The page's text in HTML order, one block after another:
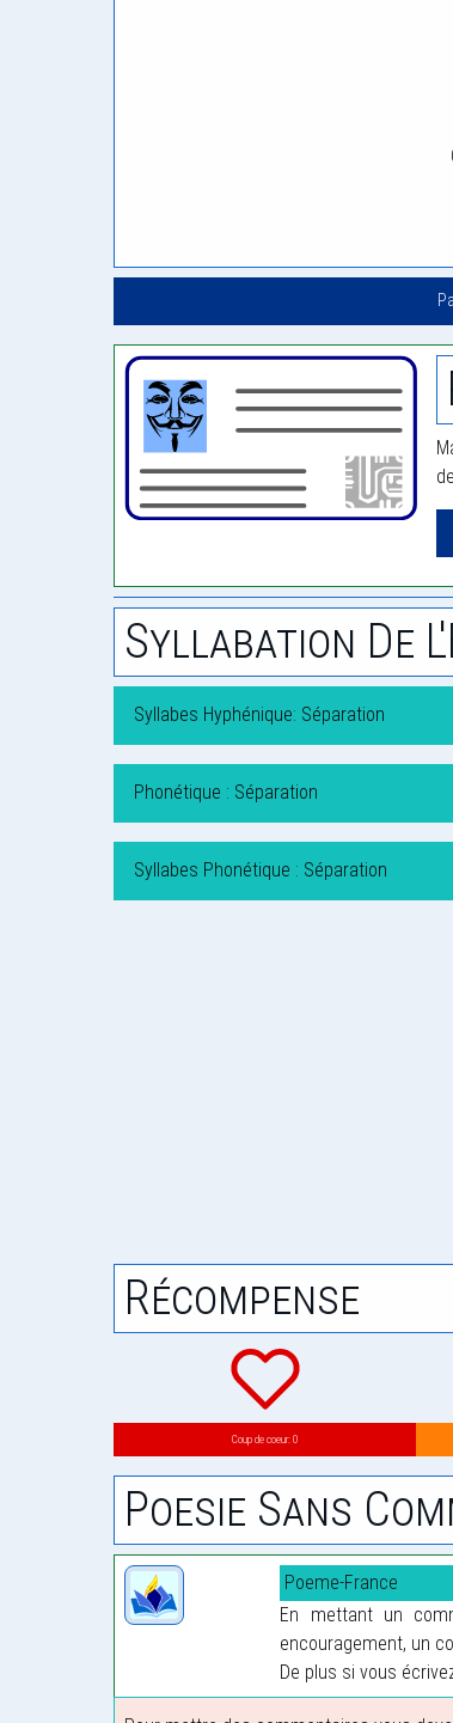
Syllabation De
Syllabes Hyphénique: Séparation
Phonétique : Séparation
Syllabes Phonétique : Séparation
Récompense
Coup de coeur: 0
Poesie Sans
Poeme-France
En mettant un
encouragement, un
De plus si vous